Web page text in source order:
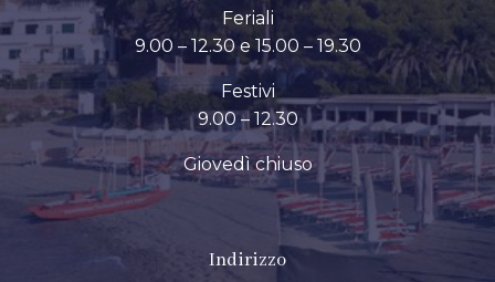
Feriali
9.00 – 12.30 e 15.00 – 19.30
Festivi
9.00 – 12.30
Giovedì chiuso
Indirizzo